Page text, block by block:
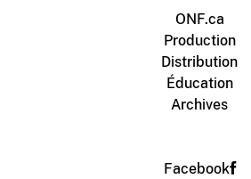
ONF.ca
Production
Distribution
Éducation
Archives
Facebook